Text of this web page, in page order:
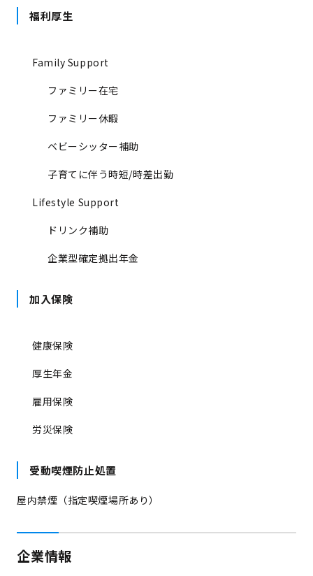
福利厚生
Family Support
ファミリー在宅
ファミリー休暇
ベビーシッター補助
子育てに伴う時短/時差出勤
Lifestyle Support
ドリンク補助
企業型確定拠出年金
加入保険
健康保険
厚生年金
雇用保険
労災保険
受動喫煙防止処置
屋内禁煙（指定喫煙場所あり）
企業情報